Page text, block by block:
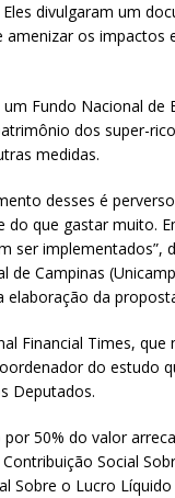
divulgaram um
os impactos
Fundo Nacional de
dos super-
medidas.
desses é
que gastar muito.
ser implementados”,
Campinas
elaboração da
Financial Times,
do estudo
Deputados.
50% do valor
Social
Sobre o Lucro